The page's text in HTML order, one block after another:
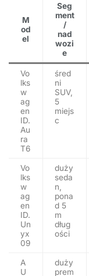
M
od
el
Seg
ment
/
nad
wozi
e
Vo
lks
w
ag
en
ID.
Au
ra
T6
śred
ni
SUV,
5
miejs
c
Vo
lks
w
ag
en
ID.
Un
yx
09
duży
seda
n,
pona
d 5
m
dług
ości
A
U
duży
prem